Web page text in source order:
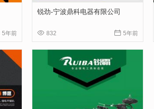
5年前
锐劲-宁波鼎科电器有限公司
 832  5年前